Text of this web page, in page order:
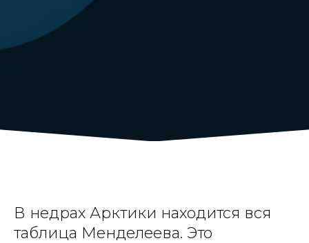
В недрах Арктики находится вся
таблица Менделеева. Это